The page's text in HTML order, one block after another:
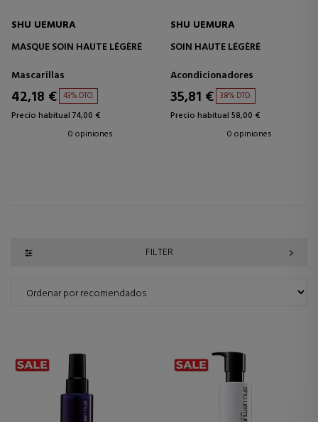
SHU UEMURA
MASQUE SOIN HAUTE LÉGÈRÉ
Mascarillas
42,18 € 43% DTO.
Precio habitual 74,00 €
0 opiniones
SHU UEMURA
SOIN HAUTE LÉGÈRÉ
Acondicionadores
35,81 € 38% DTO.
Precio habitual 58,00 €
0 opiniones
FILTER